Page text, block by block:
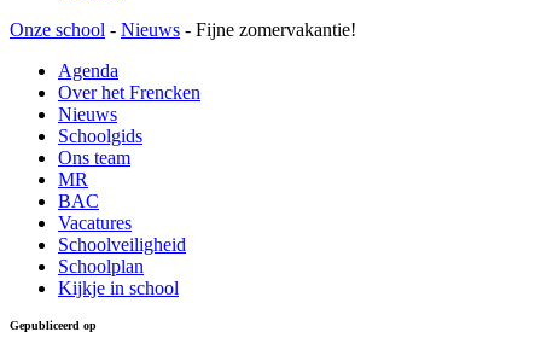
Onze school - Nieuws - Fijne zomervakantie!
Agenda
Over het Frencken
Nieuws
Schoolgids
Ons team
MR
BAC
Vacatures
Schoolveiligheid
Schoolplan
Kijkje in school
Gepubliceerd op